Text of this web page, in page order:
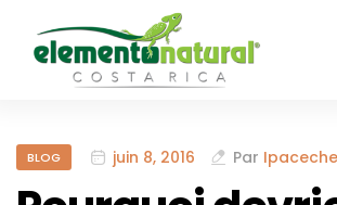
BLOG juin 8, 2016 Par